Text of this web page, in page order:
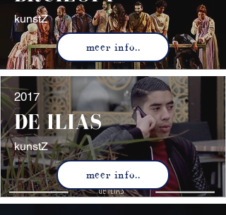
kunstZ
meer info..
2017
DE ILIAS
kunstZ
meer info..